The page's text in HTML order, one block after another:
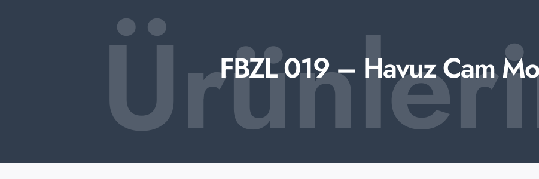
FBZL 019 – Havuz Cam